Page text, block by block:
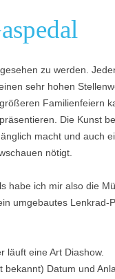
zu werden.
sehr hohen
Familienfeiern
Die Kunst
macht und auch
nötigt.
habe ich mir also die
umgebautes Lenkrad-
läuft eine Art Diashow.
Datum und